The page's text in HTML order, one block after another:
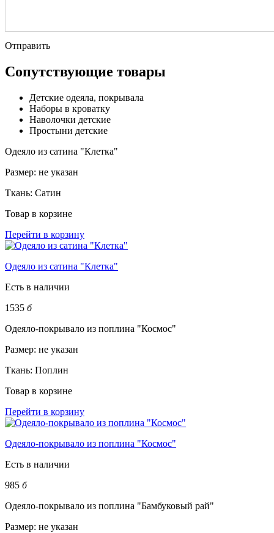
Отправить
Сопутствующие товары
Детские одеяла, покрывала
Наборы в кроватку
Наволочки детские
Простыни детские
Одеяло из сатина "Клетка"
Размер: не указан
Ткань: Сатин
Товар в корзине
Перейти в корзину
Одеяло из сатина "Клетка"
Есть в наличии
1535 б
Одеяло-покрывало из поплина "Космос"
Размер: не указан
Ткань: Поплин
Товар в корзине
Перейти в корзину
Одеяло-покрывало из поплина "Космос"
Есть в наличии
985 б
Одеяло-покрывало из поплина "Бамбуковый рай"
Размер: не указан